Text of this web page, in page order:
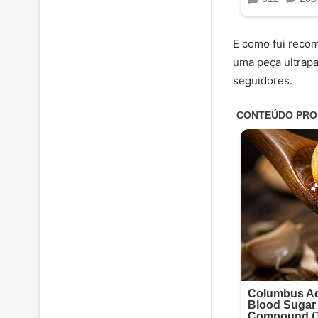
E como fui
uma peça
seguidores.